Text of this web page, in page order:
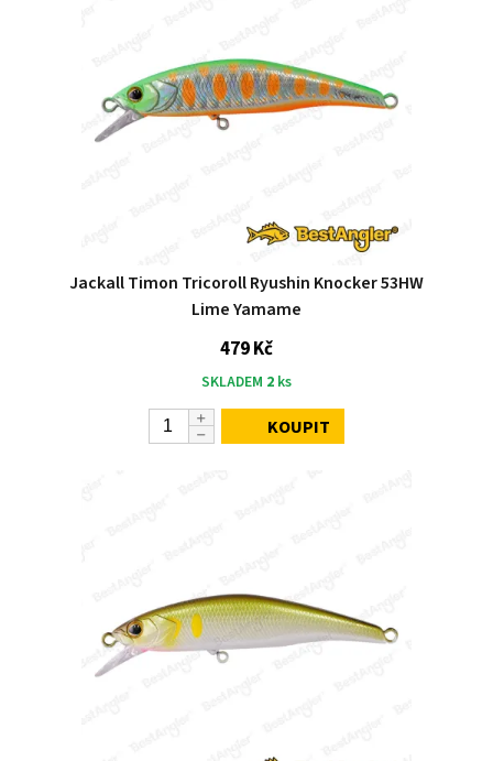
Jackall Timon Tricoroll Ryushin Knocker 53HW
Lime Yamame
479 Kč
SKLADEM 2 ks
KOUPIT